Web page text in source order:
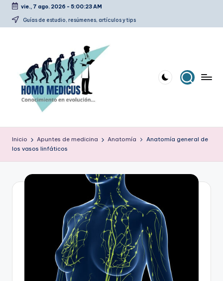
Saltar
vie., 7 ago. 2026 - 5:00:23 AM
Guías de estudio, resúmenes, artículos y tips
o
m
estudio,
Inicio Apuntes de medicina Anatomía
Anatomía general de
los vasos linfáticos